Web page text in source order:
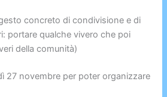
concreto di condivisione e di
portare qualche vivero che poi
della comunità)
27 novembre per poter organizzare